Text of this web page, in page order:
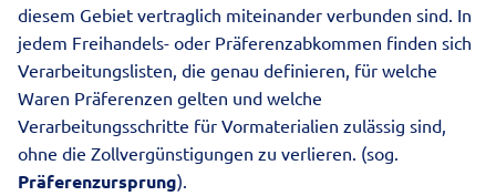
diesem Gebiet vertraglich miteinander verbunden sind. In
jedem Freihandels- oder Präferenzabkommen finden sich
Verarbeitungslisten, die genau definieren, für welche
Waren Präferenzen gelten und welche
Verarbeitungsschritte für Vormaterialien zulässig sind,
ohne die Zollvergünstigungen zu verlieren. (sog.
Präferenzursprung).